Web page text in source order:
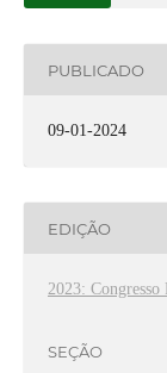
PUBLICADO
09-01-2024
EDIÇÃO
2023: Congresso
SEÇÃO